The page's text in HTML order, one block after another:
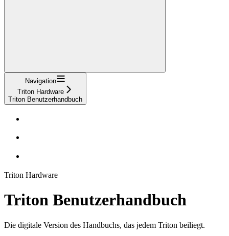
Navigation
Triton Hardware
Triton Benutzerhandbuch
Triton Hardware
Triton Benutzerhandbuch
Die digitale Version des Handbuchs, das jedem Triton beiliegt.